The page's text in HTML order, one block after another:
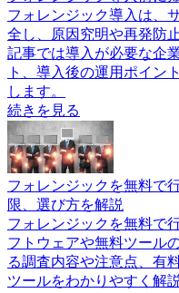
フォレンジック導入では
運用体制不足によって調
の記事では、よくある失
避策と運用改善のポイン
続きを見る
フォレンジック初心者向
フォレンジックとは、パ
を保全し、情報漏えいや
す。この記事では初心者
理し、企業が安心してフ
めのポイントを解説しま
続きを見る